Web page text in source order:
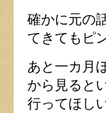
確かに元の
てきてもピ
あと一カ月
から見ると
行ってほし